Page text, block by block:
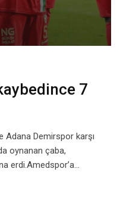
7
Adana Demirspor karşı
oynanan çaba,
erdi.Amedspor’a…